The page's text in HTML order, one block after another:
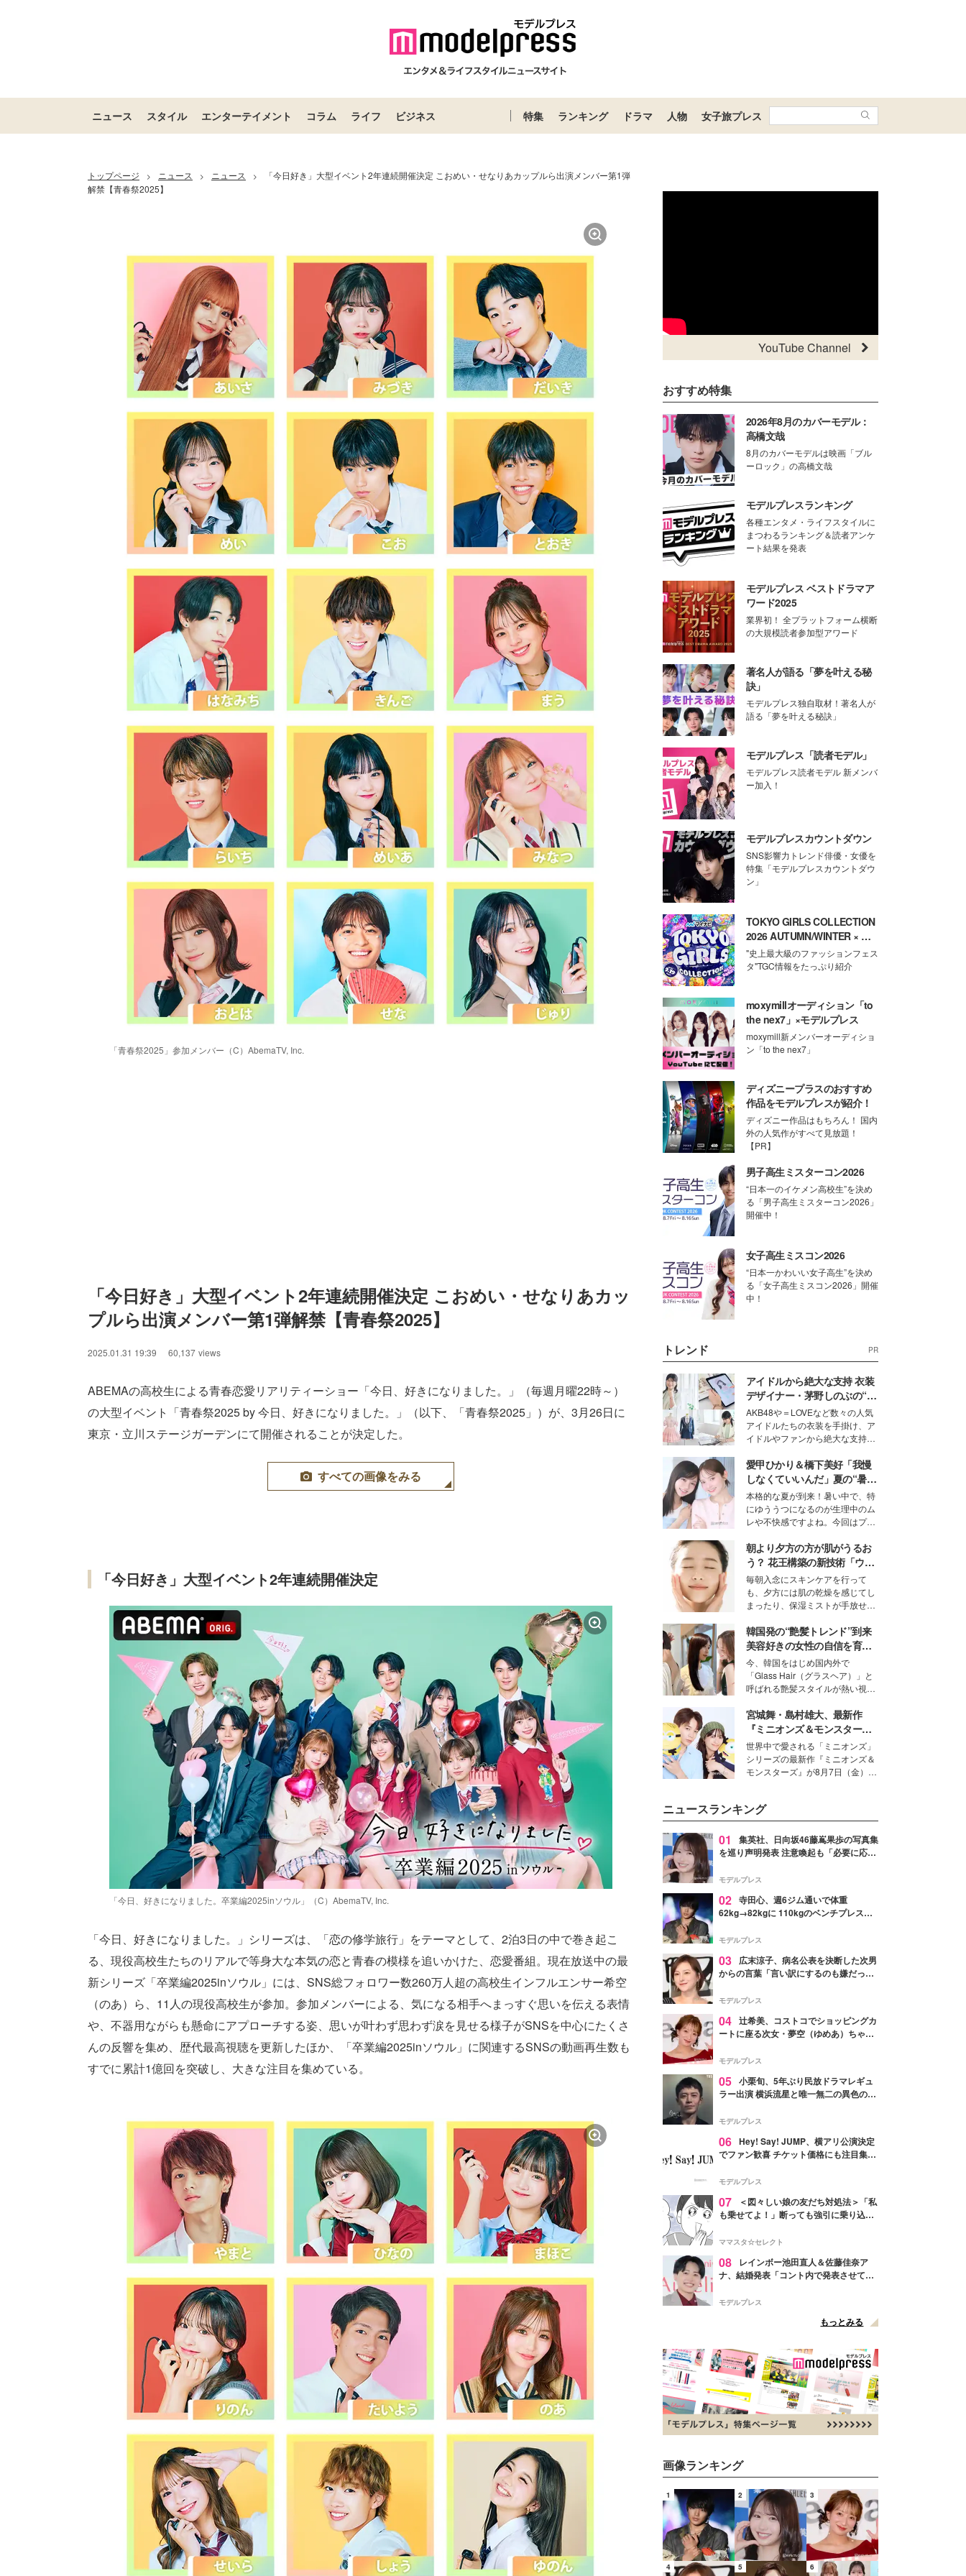
ニュース スタイル エンターテイメント コラム ライフ ビジネス 特集 ランキング ドラマ 人物 女子旅プレス
トップページ > ニュース > ニュース >
「今日好き」大型イベント2年連続開催決定 こおめい・せなりあカップルら出演メンバー第1弾
解禁【青春祭2025】
「青春祭2025」参加メンバー（C）AbemaTV, Inc.
「今日好き」大型イベント2年連続開催決定 こおめい・せなりあカッ
プルら出演メンバー第1弾解禁【青春祭2025】
2025.01.31 19:39 60,137 views
ABEMAの高校生による青春恋愛リアリティーショー「今日、好きになりました。」（毎週月曜22時～）
の大型イベント「青春祭2025 by 今日、好きになりました。」（以下、「青春祭2025」）が、3月26日に
東京・立川ステージガーデンにて開催されることが決定した。
すべての画像をみる
「今日好き」大型イベント2年連続開催決定
「今日、好きになりました。卒業編2025inソウル」（C）AbemaTV, Inc.
「今日、好きになりました。」シリーズは、「恋の修学旅行」をテーマとして、2泊3日の中で巻き起こ
る、現役高校生たちのリアルで等身大な本気の恋と青春の模様を追いかけた、恋愛番組。現在放送中の最
新シリーズ「卒業編2025inソウル」には、SNS総フォロワー数260万人超の高校生インフルエンサー希空
（のあ）ら、11人の現役高校生が参加。参加メンバーによる、気になる相手へまっすぐ思いを伝える表情
や、不器用ながらも懸命にアプローチする姿、思いが叶わず思わず涙を見せる様子がSNSを中心にたくさ
んの反響を集め、歴代最高視聴を更新したほか、「卒業編2025inソウル」に関連するSNSの動画再生数も
すでに累計1億回を突破し、大きな注目を集めている。
YouTube Channel
おすすめ特集
2026年8月のカバーモデル：
高橋文哉
8月のカバーモデルは映画「ブル
ーロック」の高橋文哉
モデルプレスランキング
各種エンタメ・ライフスタイルに
まつわるランキング＆読者アンケ
ート結果を発表
モデルプレス ベストドラマア
ワード2025
業界初！ 全プラットフォーム横断
の大規模読者参加型アワード
著名人が語る「夢を叶える秘
訣」
モデルプレス独自取材！著名人が
語る「夢を叶える秘訣」
モデルプレス「読者モデル」
モデルプレス読者モデル 新メンバ
ー加入！
モデルプレスカウントダウン
SNS影響力トレンド俳優・女優を
特集「モデルプレスカウントダウ
ン」
TOKYO GIRLS COLLECTION
2026 AUTUMN/WINTER × モ
デルプレス
"史上最大級のファッションフェス
タ"TGC情報をたっぷり紹介
moxymillオーディション「to
the nex7」×モデルプレス
moxymill新メンバーオーディショ
ン「to the nex7」
ディズニープラスのおすすめ
作品をモデルプレスが紹介！
ディズニー作品はもちろん！ 国内
外の人気作がすべて見放題！
【PR】
男子高生ミスターコン2026
“日本一のイケメン高校生”を決め
る「男子高生ミスターコン2026」
開催中！
女子高生ミスコン2026
“日本一かわいい女子高生”を決め
る「女子高生ミスコン2026」開催
中！
トレンド PR
アイドルから絶大な支持 衣装
デザイナー・茅野しのぶの“可
愛い”を作る美学＜「シチズン
クロスシー」インタビュー＞
AKB48や＝LOVEなど数々の人気
アイドルたちの衣装を手掛け、ア
イドルやファンから絶大な支持を
取締役兼クリエイティブディレク
ター・茅野しのぶ。一人ひとりの
個性に寄り添い、魅力を引き出す
衣装作りは、多くの女性たちに勇
気と自信を与え続けている。
愛甲ひかり＆橋下美好「我慢
しなくていいんだ」夏の“暑さ
対策”の新しい選択肢とは？
本格的な夏が到来！暑い中で、特
にゆううつになるのが生理中のム
レや不快感ですよね。今回はプラ
モデル・愛甲ひかりさんと橋下美
好さんを迎えて本音で女子会トー
ク。猛暑のお出かけを快適に過ご
すヒントや、2人が感動した夏の
生理の新常識にも迫りました。
朝より夕方の方が肌がうるお
う？ 花王構築の新技術「ウォ
ーターキャプチャリングスキ
ン（捕水肌）」がスキンケア
の常識を変える予感
毎朝入念にスキンケアを行って
も、夕方には肌の乾燥を感じてし
まったり、保湿ミストが手放せな
な美容の常識を大きく変える可能
性を秘めた、革新的な「Water
Capturing Skin（ウォーターキャ
プチャリングスキン：捕水肌）」
技術を、花王が構築した。
韓国発の“艶髪トレンド”到来
美容好きの女性の自信を育む
「ヘアケア事情」って？
今、韓国をはじめ国内外で
「Glass Hair（グラスヘア）」と
呼ばれる艶髪スタイルが熱い視線
ションの完成度を高めるベースと
して、“髪そのものの美しさ”に改
めて注目する人が増えている様
子。今回は、そんな憧れの艶やか
な髪を日常で叶える、美容好きの
女性たちのヘアケア事情を紹介し
宮城舞・島村雄大、最新作
『ミニオンズ＆モンスター
ズ』の魅力熱弁 ハチャメチャ
だけじゃない“友情と絆”に感
動
世界中で愛される「ミニオンズ」
シリーズの最新作『ミニオンズ＆
モンスターズ』が8月7日（金）に
デルの宮城舞と島村雄大の特別対
談をお届け！それぞれの視点か
ら、今作ならではの魅力や予想外
の感動をもたらす奥深いストーリ
た。
ニュースランキング
01
集英社、日向坂46藤嶌果歩の写真集
を巡り声明発表 注意喚起も「必要に応じ
モデルプレス
02 寺田心、週6ジム通いで体重
62kg→82kgに 110kgのベンチプレス持
「かっこいい」と反響
モデルプレス
03
広末涼子、病名公表を決断した次男
からの言葉「言い訳にするのも嫌だっ
モデルプレス
04 辻希美、コストコでショッピングカ
ートに座る次女・夢空（ゆめあ）ちゃん
ぎ」「成長を感じる」の声
モデルプレス
05 小栗旬、5年ぶり民放ドラマレギュ
ラー出演 横浜流星と唯一無二の異色のバ
モデルプレス
06 Hey! Say! JUMP、横アリ公演決定
でファン歓喜 チケット価格にも注目集ま
モデルプレス
07
＜図々しい娘の友だち対処法＞「私
も乗せてよ！」断っても強引に乗り込ん
ママスタ☆セレクト
08
レインボー池田直人＆佐藤佳奈ア
ナ、結婚発表「コント内で発表させてい
点変更のため
モデルプレス
もっとみる
画像ランキング
1 2 3
4 5 6